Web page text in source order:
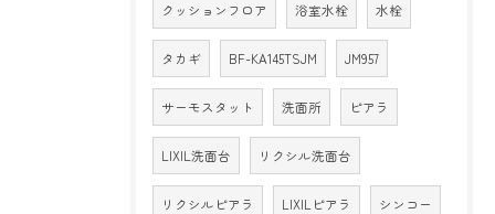
クッションフロア 浴室水栓 水栓
タカギ BF-KA145TSJM JM957
サーモスタット 洗面所 ピアラ
LIXIL洗面台 リクシル洗面台
リクシルピアラ LIXILピアラ シンコー